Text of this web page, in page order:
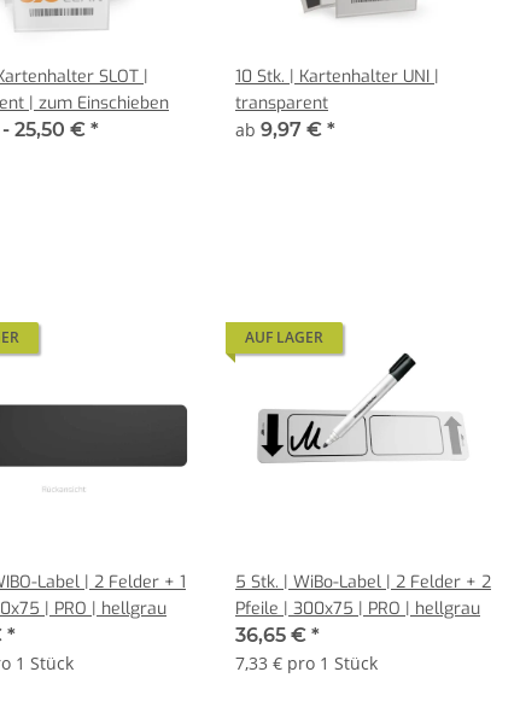
SLOT |
| zum Einschieben
25,50 € *
10 Stk. | Kartenhalter UNI |
transparent
ab 9,97 € *
Label | 2 Felder + 1
| PRO | hellgrau
*
1 Stück
AUF LAGER
5 Stk. | WiBo-Label | 2 Felder + 2
Pfeile | 300x75 | PRO | hellgrau
36,65 € *
7,33 € pro 1 Stück